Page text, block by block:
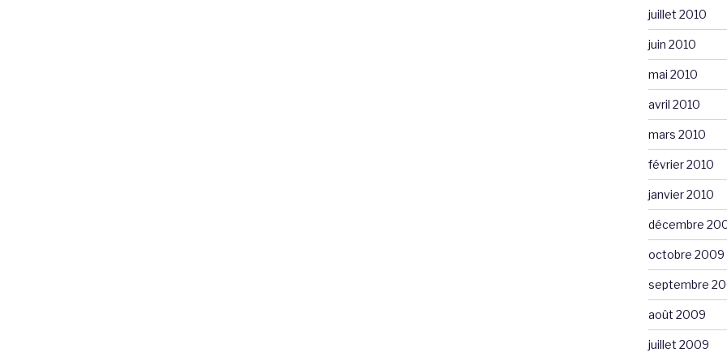
juillet 2010
juin 2010
mai 2010
avril 2010
mars 2010
février 2010
janvier 2010
décembre
octobre 2009
septembre
août 2009
juillet 2009